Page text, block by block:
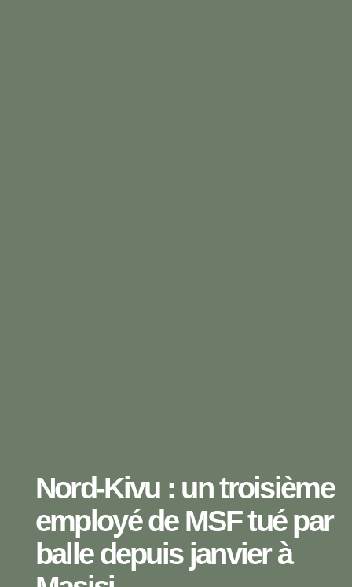
Nord-Kivu : un troisième
employé de MSF tué par
balle depuis janvier à